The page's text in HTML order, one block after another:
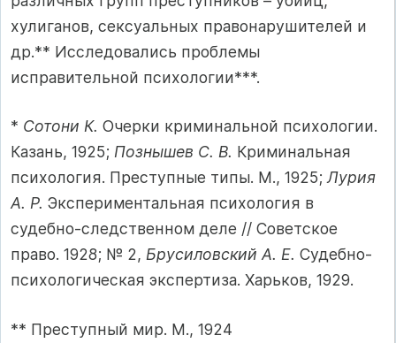
хулиганов, сексуальных правонарушителей и
др.** Исследовались проблемы
исправительной психологии***.
* Сотони К. Очерки криминальной психологии.
Казань, 1925; Познышев С. В. Криминальная
психология. Преступные типы. М., 1925;Лурия
А. Р. Экспериментальная психология в
судебно-следственном деле // Советское
право. 1928; № 2, Брусиловский А. Е. Судебно-
психологическая экспертиза. Харьков, 1929.
** Преступный мир. М., 1924